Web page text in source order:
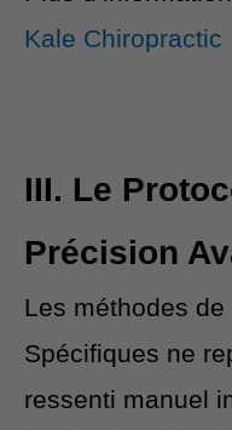
Kale Chiropractic
III. Le
Précision
Les méthodes
Spécifiques ne
ressenti manuel